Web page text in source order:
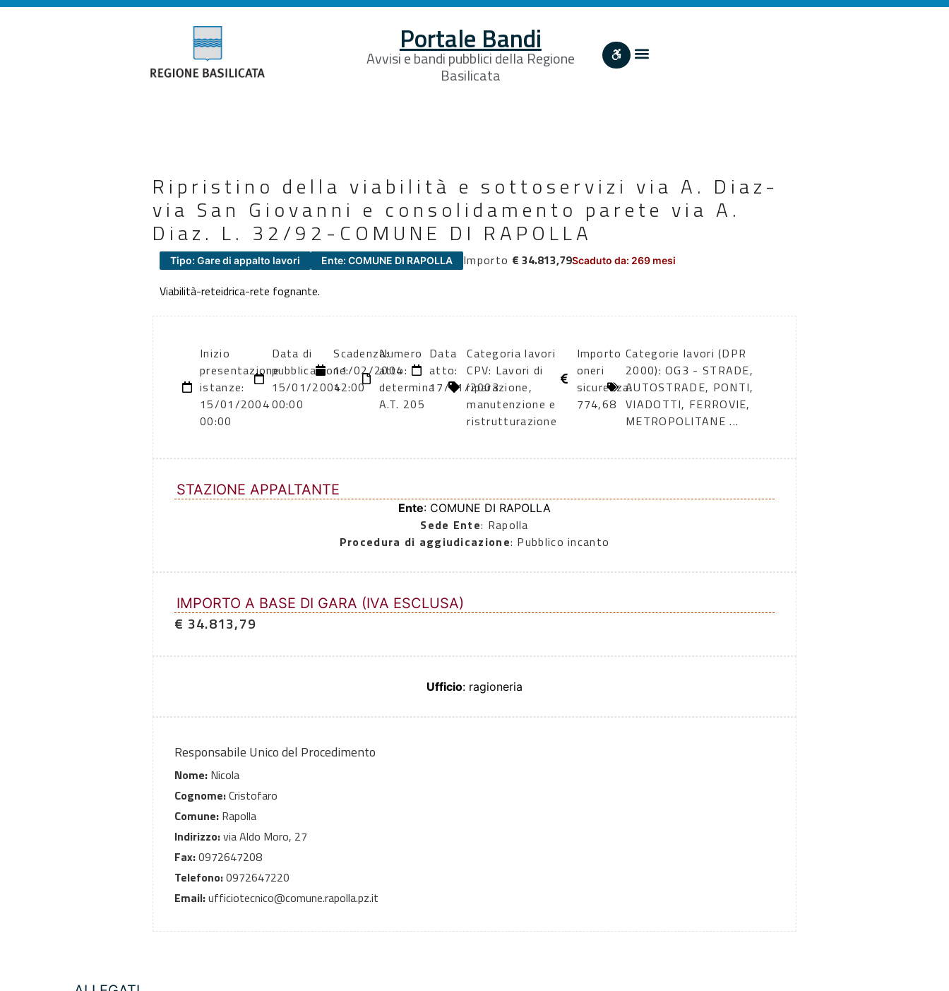
Portale Bandi
Avvisi e bandi pubblici della Regione
Basilicata
Ripristino della viabilità e sottoservizi via A. Diaz-
via San Giovanni e consolidamento parete via A.
Diaz. L. 32/92-COMUNE DI RAPOLLA
Tipo: Gare di appalto lavori Ente: COMUNE DI RAPOLLA Importo € 34.813,79Scaduto da: 269 mesi
Viabilità-reteidrica-rete fognante.
Inizio
presentazione
istanze:
15/01/2004
00:00
Data di
pubblicazione:
15/01/2004
00:00
Scadenza:
11/02/2004
12:00
Numero
atto:
determina
A.T. 205
Data
atto:
17/11/2003
Categoria lavori
CPV: Lavori di
riparazione,
manutenzione e
ristrutturazione
Importo
oneri
sicurezza:
774,68
Categorie lavori (DPR
2000): OG3 - STRADE,
AUTOSTRADE, PONTI,
VIADOTTI, FERROVIE,
METROPOLITANE ...
STAZIONE APPALTANTE
Ente: COMUNE DI RAPOLLA
Sede Ente: Rapolla
Procedura di aggiudicazione: Pubblico incanto
IMPORTO A BASE DI GARA (IVA ESCLUSA)
€ 34.813,79
Ufficio: ragioneria
Responsabile Unico del Procedimento
Nome: Nicola
Cognome:Cristofaro
Comune: Rapolla
Indirizzo:via Aldo Moro, 27
Fax:0972647208
Telefono:0972647220
Email:ufficiotecnico@comune.rapolla.pz.it